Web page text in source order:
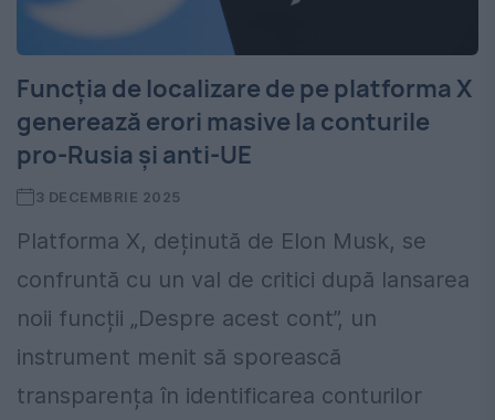
Funcția de localizare de pe platforma X
generează erori masive la conturile
pro-Rusia și anti-UE
3 DECEMBRIE 2025
Platforma X, deținută de Elon Musk, se
confruntă cu un val de critici după lansarea
noii funcții „Despre acest cont”, un
instrument menit să sporească
transparența în identificarea conturilor